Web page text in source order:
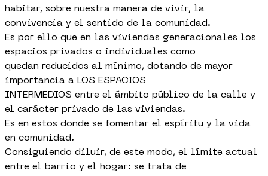
habitar, sobre nuestra manera de vivir, la
convivencia y el sentido de la comunidad.
Es por ello que en las viviendas generacionales los
espacios privados o individuales como
quedan reducidos al mínimo, dotando de mayor
importancia a LOS ESPACIOS
INTERMEDIOS entre el ámbito público de la calle y
el carácter privado de las viviendas.
Es en estos donde se fomentar el espíritu y la vida
en comunidad.
Consiguiendo diluir, de este modo, el límite actual
entre el barrio y el hogar: se trata de